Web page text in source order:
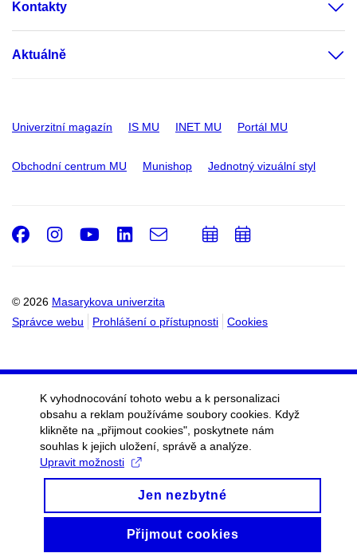
Kontakty
Aktuálně
Univerzitní magazín IS MU INET MU Portál MU
Obchodní centrum MU Munishop Jednotný vizuální styl
© 2026 Masarykova univerzita
Správce webu
Prohlášení o přístupnosti Cookies
Facebook
Instagram
Youtube
LinkedIn
e-
PřidatPřidat
K vyhodnocování tohoto webu a k personalizaci
obsahu a reklam používáme soubory cookies. Když
klikněte na „přijmout cookies", poskytnete nám
souhlas k jejich uložení, správě a analýze.
Upravit možnosti
Jen nezbytné
Přijmout cookies